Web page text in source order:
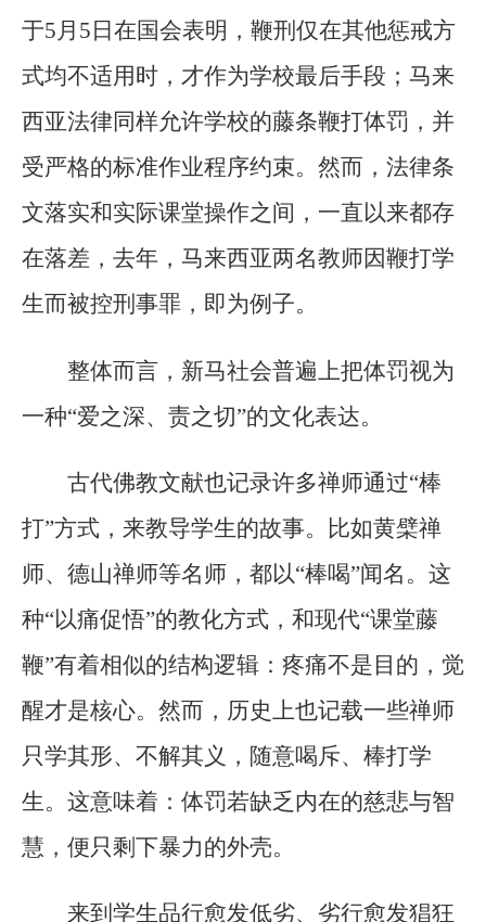
于5月5日在国会表明，鞭刑仅在其他惩戒方
式均不适用时，才作为学校最后手段；马来
西亚法律同样允许学校的藤条鞭打体罚，并
受严格的标准作业程序约束。然而，法律条
文落实和实际课堂操作之间，一直以来都存
在落差，去年，马来西亚两名教师因鞭打学
生而被控刑事罪，即为例子。
整体而言，新马社会普遍上把体罚视为
一种“爱之深、责之切”的文化表达。
古代佛教文献也记录许多禅师通过“棒
打”方式，来教导学生的故事。比如黄檗禅
师、德山禅师等名师，都以“棒喝”闻名。这
种“以痛促悟”的教化方式，和现代“课堂藤
鞭”有着相似的结构逻辑：疼痛不是目的，觉
醒才是核心。然而，历史上也记载一些禅师
只学其形、不解其义，随意喝斥、棒打学
生。这意味着：体罚若缺乏内在的慈悲与智
慧，便只剩下暴力的外壳。
来到学生品行愈发低劣、劣行愈发猖狂